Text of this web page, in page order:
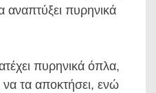
αναπτύξει πυρηνικά
πυρηνικά όπλα,
να τα αποκτήσει, ενώ